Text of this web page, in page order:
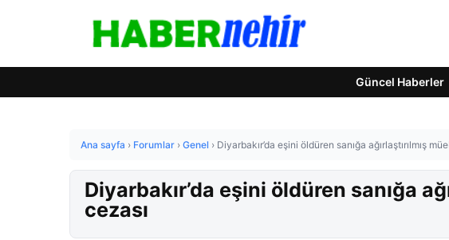
Güncel Haberler
Ana sayfa › Forumlar › Genel › Diyarbakır’da eşini öldüren sanığa ağırlaştırılmış
Diyarbakır’da eşini öldüren sanığa
cezası